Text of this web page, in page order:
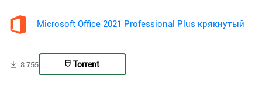
Microsoft Office 2021 Professional Plus крякнутый
8 755 Torrent